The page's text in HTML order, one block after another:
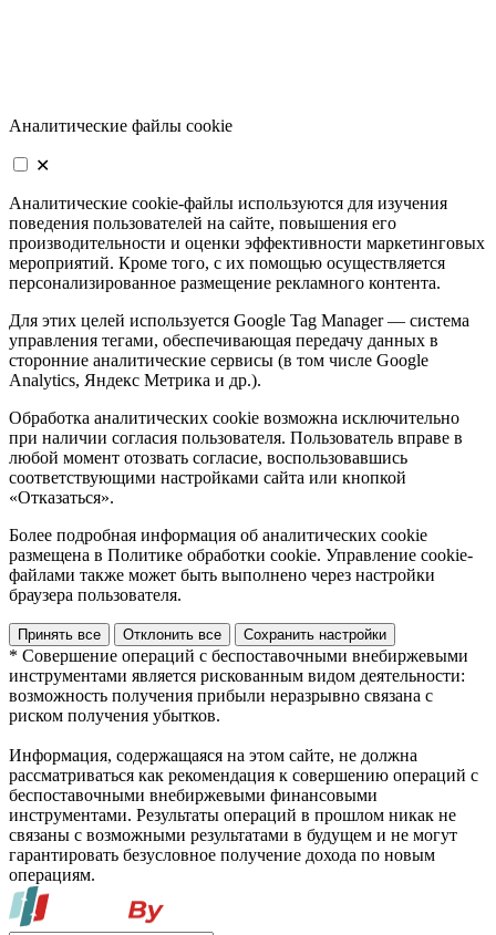
Аналитические файлы cookie
✕
Аналитические cookie-файлы используются для изучения
поведения пользователей на сайте, повышения его
производительности и оценки эффективности маркетинговых
мероприятий. Кроме того, с их помощью осуществляется
персонализированное размещение рекламного контента.
Для этих целей используется Google Tag Manager — система
управления тегами, обеспечивающая передачу данных в
сторонние аналитические сервисы (в том числе Google
Analytics, Яндекс Метрика и др.).
Обработка аналитических cookie возможна исключительно
при наличии согласия пользователя. Пользователь вправе в
любой момент отозвать согласие, воспользовавшись
соответствующими настройками сайта или кнопкой
«Отказаться».
Более подробная информация об аналитических cookie
размещена в Политике обработки cookie. Управление cookie-
файлами также может быть выполнено через настройки
браузера пользователя.
Принять все Отклонить все Сохранить настройки
* Совершение операций с беспоставочными внебиржевыми
инструментами является рискованным видом деятельности:
возможность получения прибыли неразрывно связана с
риском получения убытков.
Информация, содержащаяся на этом сайте, не должна
рассматриваться как рекомендация к совершению операций с
беспоставочными внебиржевыми финансовыми
инструментами. Результаты операций в прошлом никак не
связаны с возможными результатами в будущем и не могут
гарантировать безусловное получение дохода по новым
операциям.